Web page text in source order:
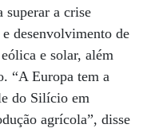
superar a crise
desenvolvimento de
e solar, além
“A Europa tem a
do Silício em
agrícola”, disse